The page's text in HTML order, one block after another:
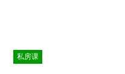
私房课